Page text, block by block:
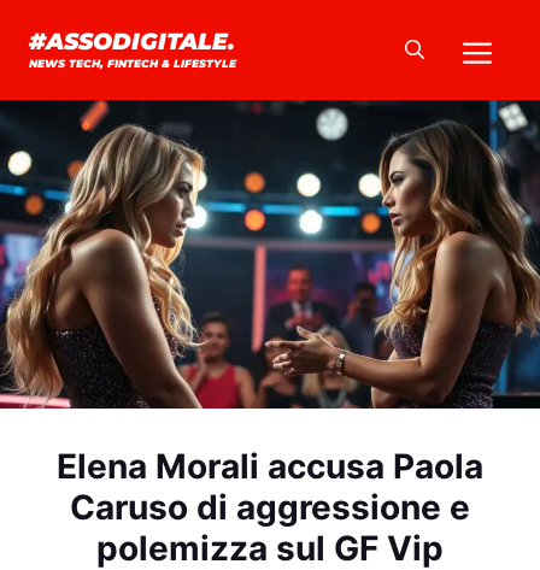
#ASSODIGITALE.
NEWS TECH, FINTECH & LIFESTYLE
Elena Morali accusa Paola
Caruso di aggressione e
polemizza sul GF Vip